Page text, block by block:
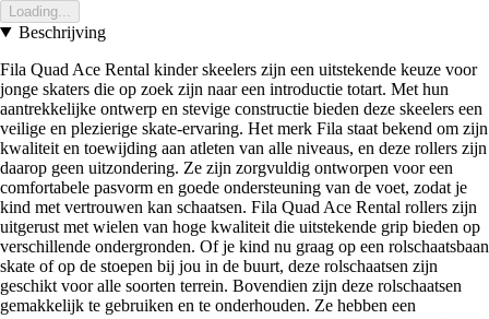
Loading...
Beschrijving
Fila Quad Ace Rental kinder skeelers zijn een uitstekende keuze voor
jonge skaters die op zoek zijn naar een introductie totart. Met hun
aantrekkelijke ontwerp en stevige constructie bieden deze skeelers een
veilige en plezierige skate-ervaring. Het merk Fila staat bekend om zijn
kwaliteit en toewijding aan atleten van alle niveaus, en deze rollers zijn
daarop geen uitzondering. Ze zijn zorgvuldig ontworpen voor een
comfortabele pasvorm en goede ondersteuning van de voet, zodat je
kind met vertrouwen kan schaatsen. Fila Quad Ace Rental rollers zijn
uitgerust met wielen van hoge kwaliteit die uitstekende grip bieden op
verschillende ondergronden. Of je kind nu graag op een rolschaatsbaan
skate of op de stoepen bij jou in de buurt, deze rolschaatsen zijn
geschikt voor alle soorten terrein. Bovendien zijn deze rolschaatsen
gemakkelijk te gebruiken en te onderhouden. Ze hebben een